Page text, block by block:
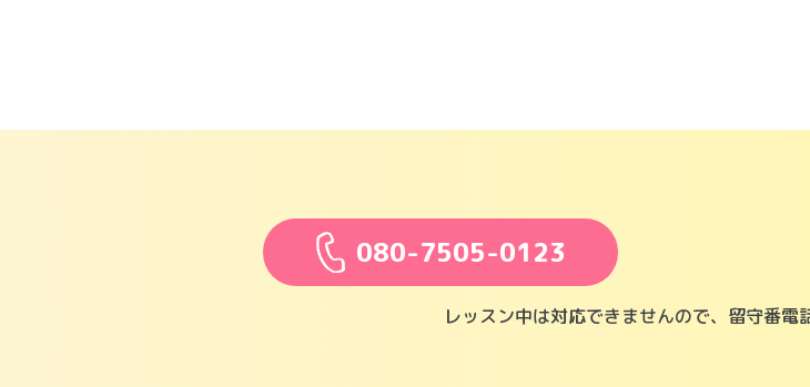
080-7505-0123
レッスン中は対応できませんので、留守番電